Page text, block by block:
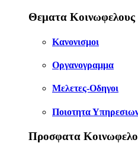
Θεματα Κοινωφελους
Κανονισμοι
Οργανογραμμα
Μελετες-Οδηγοι
Ποιοτητα
Προσφατα